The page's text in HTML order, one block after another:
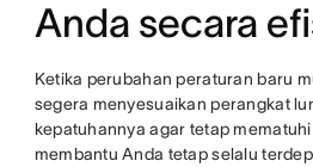
Anda secara
Ketika perubahan peraturan baru
segera menyesuaikan perangkat
kepatuhannya agar tetap
membantu Anda tetap selalu